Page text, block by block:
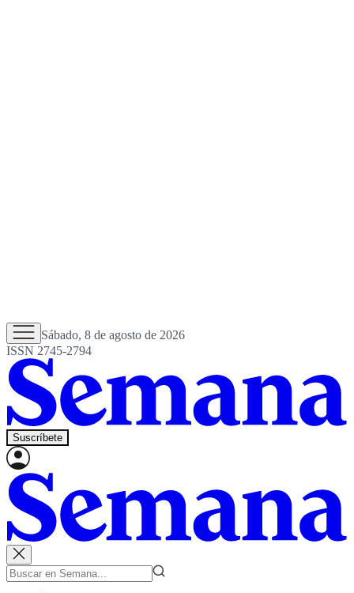
Sábado, 8 de agosto de 2026
ISSN 2745-2794
Suscríbete